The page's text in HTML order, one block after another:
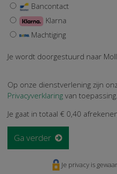
Bancontact
Klarna
Machtiging
Je wordt doorgestuurd naar
Op onze dienstverlening zijn
Privacyverklaring van toepassing.
Je gaat in totaal € 0,40
Ga verder
Je privacy is